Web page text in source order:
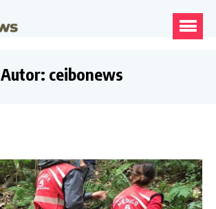
Autor: ceibonews